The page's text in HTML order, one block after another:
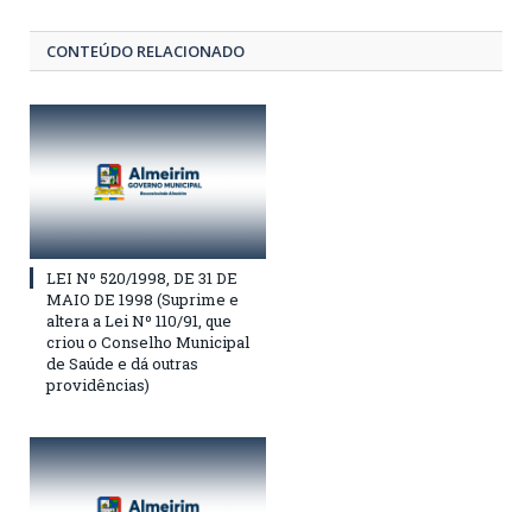
CONTEÚDO RELACIONADO
LEI Nº 520/1998, DE 31 DE
MAIO DE 1998 (Suprime e
altera a Lei Nº 110/91, que
criou o Conselho Municipal
de Saúde e dá outras
providências)